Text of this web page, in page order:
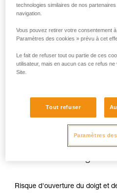
Risques de frottements
levier de déblocage :
Risque d'ouverture du doigt et
technologies similaires de nos
navigation.
Vous pouvez retirer votre consentement
Paramètres des cookies » prévu à cet
Le fait de refuser tout ou partie de ces
utilisateur, mais en aucun cas ce refus
Site.
Tout refuser
Paramètres